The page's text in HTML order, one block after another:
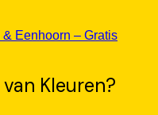
Eenhoorn – Gratis
Kleuren?